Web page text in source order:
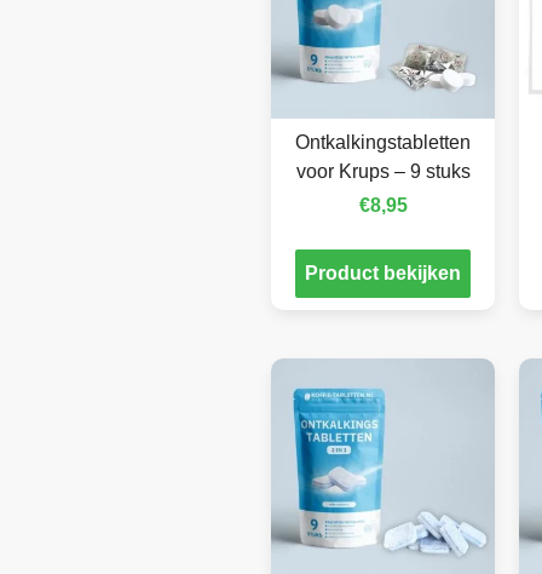
Ontkalkingstabletten
voor Krups – 9 stuks
€8,95
Product bekijken